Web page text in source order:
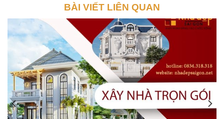
BÀI VIẾT LIÊN QUAN